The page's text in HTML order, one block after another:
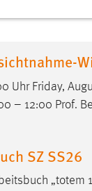
Uhr Friday,
– 12:00 Prof.
SZ SS26
Cookie speichert die
Benutzers